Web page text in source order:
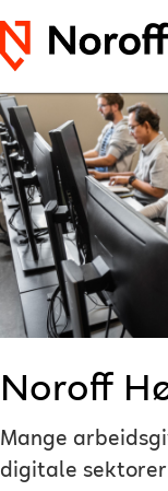
Noroff
Mange
digitale